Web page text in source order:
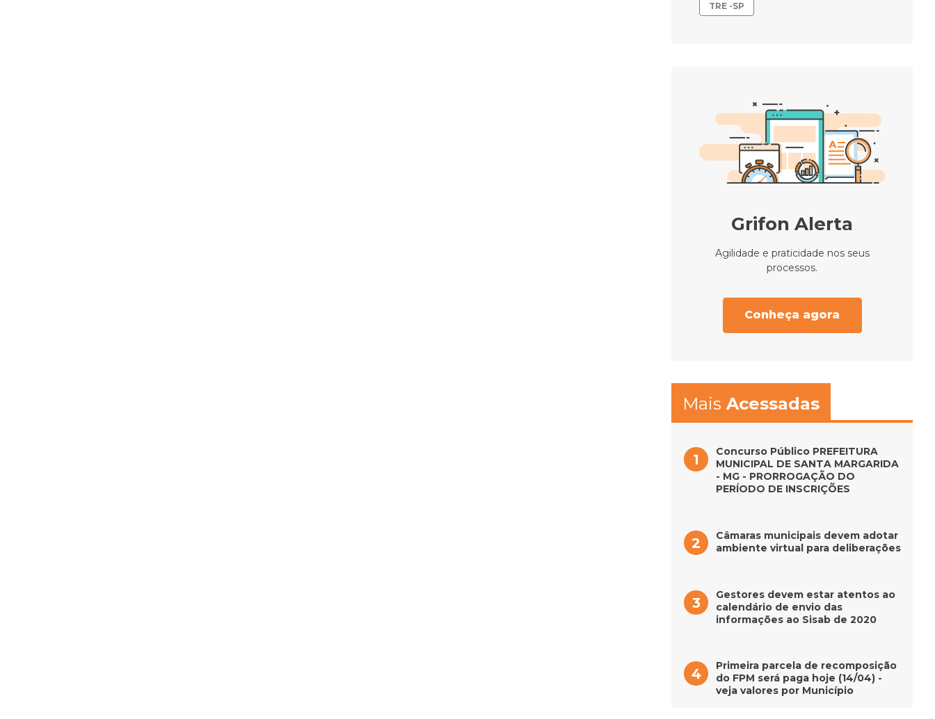
TRE -SP
Grifon Alerta
Agilidade e praticidade nos seus
processos.
Conheça agora
Mais Acessadas
Concurso Público PREFEITURA
MUNICIPAL DE SANTA MARGARIDA
- MG - PRORROGAÇÃO DO
PERÍODO DE INSCRIÇÕES
Câmaras municipais devem adotar
ambiente virtual para deliberações
Gestores devem estar atentos ao
calendário de envio das
informações ao Sisab de 2020
Primeira parcela de recomposição
do FPM será paga hoje (14/04) -
veja valores por Município